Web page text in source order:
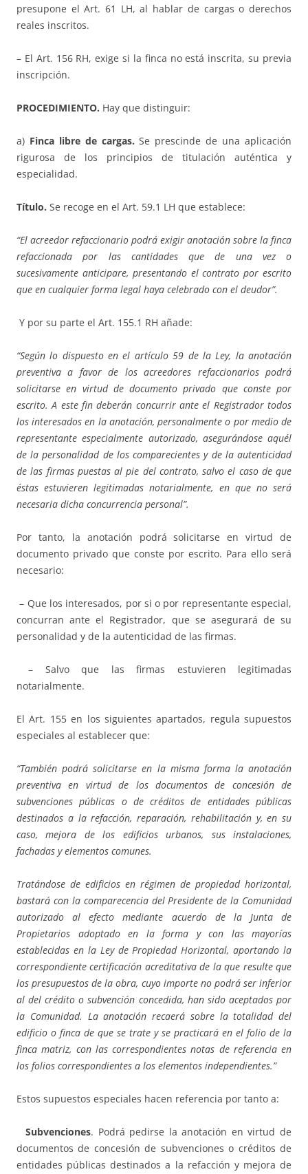
presupone el Art. 61 LH, al hablar de cargas o derechos
reales inscritos.
– El Art. 156 RH, exige si la finca no está inscrita, su previa
inscripción.
PROCEDIMIENTO. Hay que distinguir:
a) Finca libre de cargas.Se prescinde de una aplicación
rigurosa de los principios de titulación auténtica y
especialidad.
Título. Se recoge en el Art. 59.1 LH que establece:
“El acreedor refaccionario podrá exigir anotación sobre la finca
refaccionada por las cantidades que de una vez o
sucesivamente anticipare, presentando el contrato por escrito
que en cualquier forma legal haya celebrado con el deudor”.
Y por su parte el Art. 155.1 RH añade:
“Según lo dispuesto en el artículo 59 de la Ley, la anotación
preventiva a favor de los acreedores refaccionarios podrá
solicitarse en virtud de documento privado que conste por
escrito. A este fin deberán concurrir ante el Registrador todos
los interesados en la anotación, personalmente o por medio de
representante especialmente autorizado, asegurándose aquél
de la personalidad de los comparecientes y de la autenticidad
de las firmas puestas al pie del contrato, salvo el caso de que
éstas estuvieren legitimadas notarialmente, en que no será
necesaria dicha concurrencia personal”.
Por tanto, la anotación podrá solicitarse en virtud de
documento privado que conste por escrito. Para ello será
necesario:
– Que los interesados, por si o por representante especial,
concurran ante el Registrador, que se asegurará de su
personalidad y de la autenticidad de las firmas.
– Salvo que las firmas estuvieren legitimadas
notarialmente.
El Art. 155 en los siguientes apartados, regula supuestos
especiales al establecer que:
“También podrá solicitarse en la misma forma la anotación
preventiva en virtud de los documentos de concesión de
subvenciones públicas o de créditos de entidades públicas
destinados a la refacción, reparación, rehabilitación y, en su
caso, mejora de los edificios urbanos, sus instalaciones,
fachadas y elementos comunes.
Tratándose de edificios en régimen de propiedad horizontal,
bastará con la comparecencia del Presidente de la Comunidad
autorizado al efecto mediante acuerdo de la Junta de
Propietarios adoptado en la forma y con las mayorías
establecidas en la Ley de Propiedad Horizontal, aportando la
correspondiente certificación acreditativa de la que resulte que
los presupuestos de la obra, cuyo importe no podrá ser inferior
al del crédito o subvención concedida, han sido aceptados por
la Comunidad. La anotación recaerá sobre la totalidad del
edificio o finca de que se trate y se practicará en el folio de la
finca matriz, con las correspondientes notas de referencia en
los folios correspondientes a los elementos independientes.”
Estos supuestos especiales hacen referencia por tanto a:
Subvenciones. Podrá pedirse la anotación en virtud de
documentos de concesión de subvenciones o créditos de
entidades públicas destinados a la refacción y mejora de